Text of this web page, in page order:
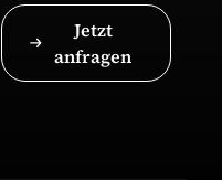
Jetzt
anfragen